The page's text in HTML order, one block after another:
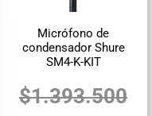
Micrófono de
condensador Shure
SM4-K-KIT
$1.393.500